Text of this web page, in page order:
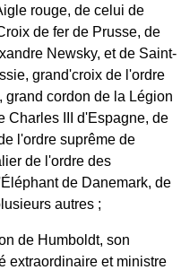
rouge, de celui de
de fer de Prusse, de
Newsky, et de Saint-
grand'croix de l'ordre
cordon de la Légion
Charles III d'Espagne, de
l'ordre suprême de
de l'ordre des
de Danemark, de
autres ;
de Humboldt, son
extraordinaire et ministre